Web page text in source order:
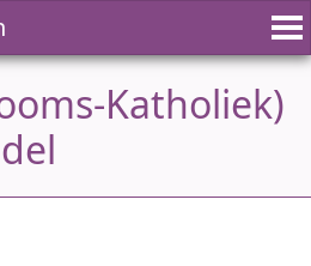
Katholiek)